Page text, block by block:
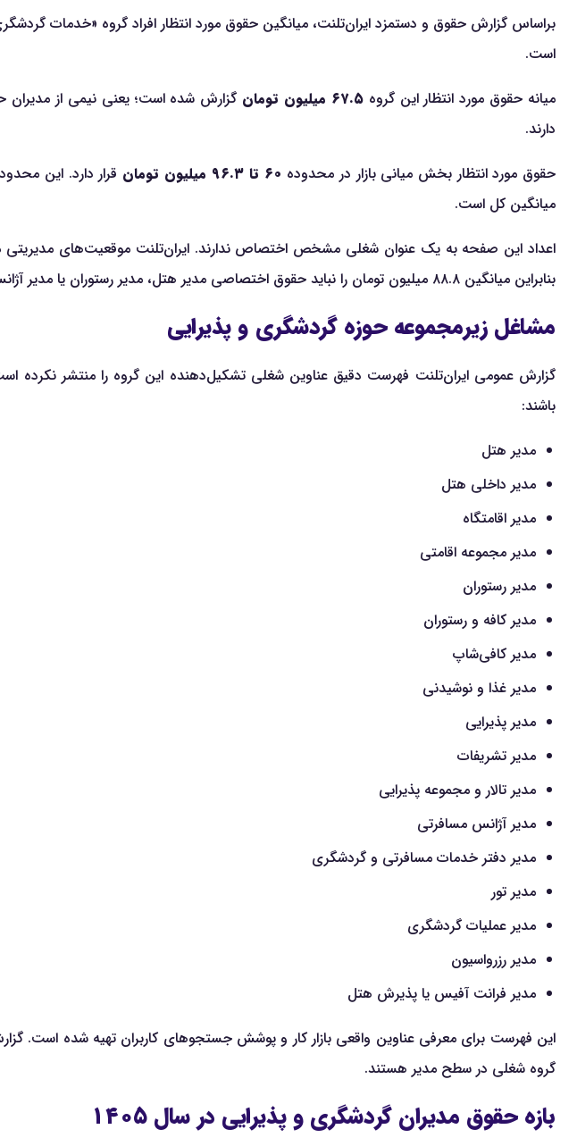
براساس گزارش حقوق و دستمزد ایران‌تلنت، میانگین حقوق مورد انتظار افراد گروه «خدمات گردشگری و
است.
میانه حقوق مورد انتظار این گروه۶۷.۵ میلیون تومان
دارند.
حقوق مورد انتظار بخش میانی بازار در محدوده ۶۰ تا ۹۶.۳ میلیون تومان
میانگین کل است.
اعداد این صفحه به یک عنوان شغلی مشخص اختصاص ندارند. ایران‌تلنت موقعیت‌های مدیریتی
بنابراین میانگین ۸۸.۸ میلیون تومان را نباید حقوق اختصاصی مدیر هتل، مدیر رستوران یا مدیر آژانس گردشگری دانست.
مشاغل زیرمجموعه حوزه گردشگری و پذیرایی
گزارش عمومی ایران‌تلنت فهرست دقیق عناوین شغلی تشکیل‌دهنده این گروه را منتشر نکرده است.
باشند:
مدیر هتل
مدیر داخلی هتل
مدیر اقامتگاه
مدیر مجموعه اقامتی
مدیر رستوران
مدیر کافه و رستوران
مدیر کافی‌شاپ
مدیر غذا و نوشیدنی
مدیر پذیرایی
مدیر تشریفات
مدیر تالار و مجموعه پذیرایی
مدیر آژانس مسافرتی
مدیر دفتر خدمات مسافرتی و گردشگری
مدیر تور
مدیر عملیات گردشگری
مدیر رزرواسیون
مدیر فرانت آفیس یا پذیرش هتل
این فهرست برای معرفی عناوین واقعی بازار کار و پوشش جستجوهای کاربران تهیه شده است.
گروه شغلی در سطح مدیر هستند.
بازه حقوق مدیران گردشگری و پذیرایی در سال ۱۴۰۵